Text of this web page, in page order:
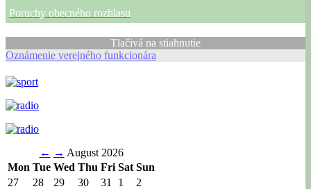
Poruchy obecného rozhlasu
Tlačivá na stiahnutie
Oznámenie verejného funkcionára
← → August 2026
Mon Tue Wed Thu Fri Sat Sun
27
28 29 30 31 1
2